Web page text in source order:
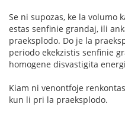
Se ni supozas, ke la volumo
estas senfinie grandaj, ili
praeksplodo. Do je la
periodo ekekzistis senfinie
homogene disvastigita
Kiam ni venontfoje
kun li pri la praeksplodo.